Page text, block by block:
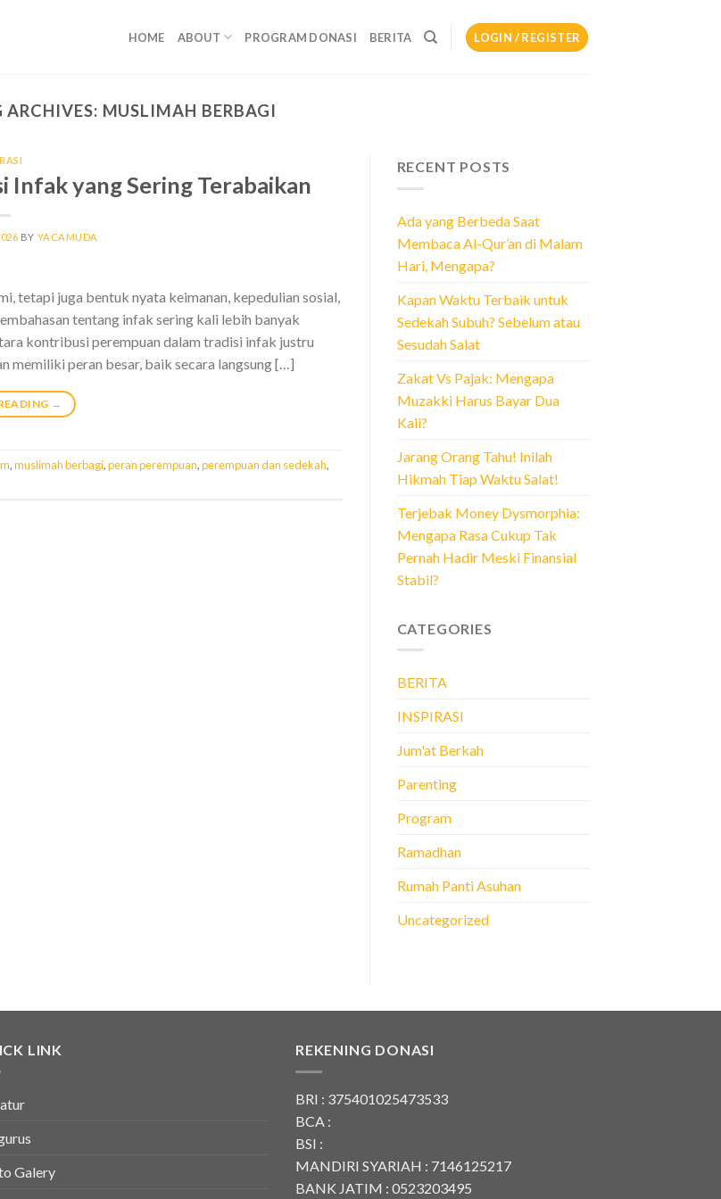
HOME ABOUT PROGRAM DONASI BERITA LOGIN / REGISTER
ARCHIVES: MUSLIMAH BERBAGI
Infak yang Sering Terabaikan
BY YACAMUDA
tetapi juga bentuk nyata keimanan, kepedulian sosial,
tentang infak sering kali lebih banyak
kontribusi perempuan dalam tradisi infak justru
memiliki peran besar, baik secara langsung […]
→
,muslimah berbagi,peran perempuan,perempuan dan sedekah,
RECENT POSTS
Ada yang Berbeda Saat
Membaca Al-Qur’an di Malam
Hari, Mengapa?
Kapan Waktu Terbaik untuk
Sedekah Subuh? Sebelum atau
Sesudah Salat
Zakat Vs Pajak: Mengapa
Muzakki Harus Bayar Dua
Kali?
Jarang Orang Tahu! Inilah
Hikmah Tiap Waktu Salat!
Terjebak Money Dysmorphia:
Mengapa Rasa Cukup Tak
Pernah Hadir Meski Finansial
Stabil?
CATEGORIES
BERITA
INSPIRASI
Jum'at Berkah
Parenting
Program
Ramadhan
Rumah Panti Asuhan
Uncategorized
LINK
Galery
REKENING DONASI
BRI : 375401025473533
BCA :
BSI :
MANDIRI SYARIAH : 7146125217
BANK JATIM : 0523203495